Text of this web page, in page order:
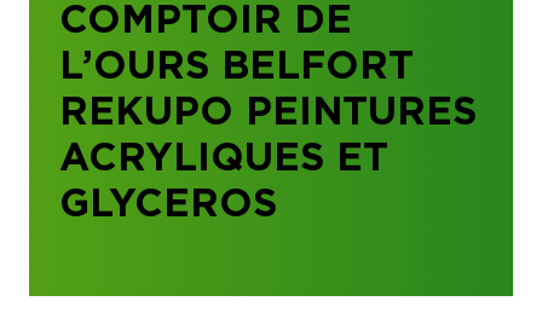
COMPTOIR DE
L’OURS BELFORT
REKUPO PEINTURES
ACRYLIQUES ET
GLYCEROS